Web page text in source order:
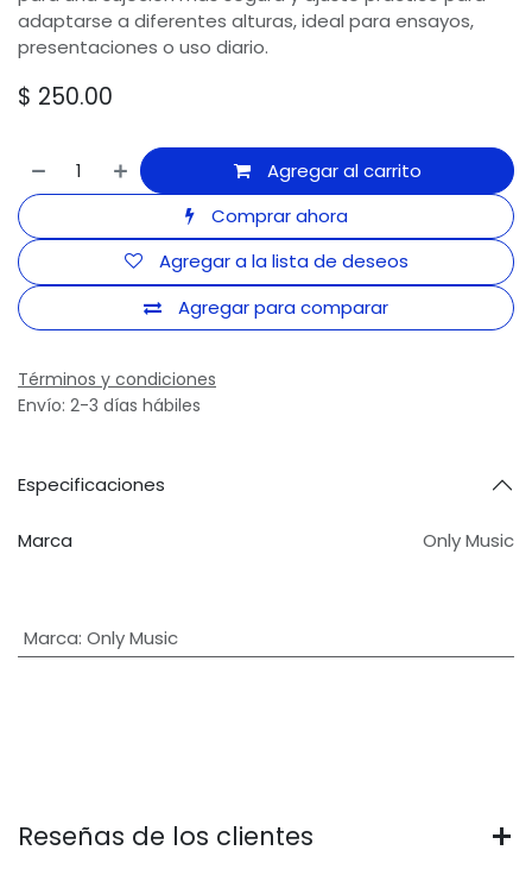
adaptarse a diferentes alturas, ideal para ensayos,
presentaciones o uso diario.
$ 250.00
Agregar al carrito
Comprar ahora
Agregar para comparar
Agregar a la lista de deseos
Términos y condiciones
Envío: 2-3 días hábiles
Especificaciones
Marca Only Music
Marca: Only Music
Reseñas de los clientes